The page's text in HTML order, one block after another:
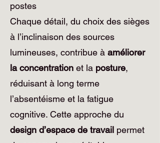
postes
Chaque détail, du choix des sièges
à l’inclinaison des sources
lumineuses, contribue à améliorer
la concentration et la posture,
réduisant à long terme
l’absentéisme et la fatigue
cognitive. Cette approche du
design d’espace de travail permet